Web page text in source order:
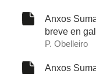
Anxos
breve en
P. Obelleiro
Anxos